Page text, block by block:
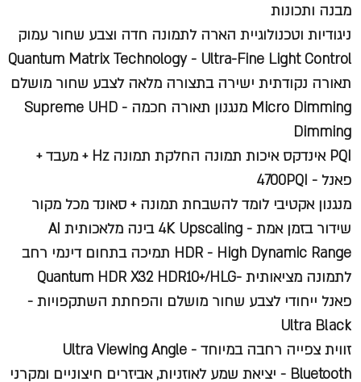
מבנה ותכונות
ניגודיות וטכנולוגיית הארה לתמונה חדה וצבע שחור עמוק
Quantum Matrix Technology - Ultra-Fine Light Control
תאורה נקודתית ישירה בתצורה מלאה לצבע שחור מושלם
Micro Dimming מנגנון תאורה חכמה - Supreme UHD
Dimming
PQI אינדקס איכות תמונה החלקת תמונה Hz + מעבד +
פאנל - 4700PQI
מנגנון אקטיבי לומד להשבחת תמונה + סאונד מכל מקור
שידור בזמן אמת - 4K Upscaling בינה מלאכותית AI
HDR - High Dynamic Range תמיכה בתחום דינמי רחב
לתמונה מציאותית -Quantum HDR X32 HDR10+/HLG
פאנל ייחודי לצבע שחור מושלם והפחתת השתקפויות -
Ultra Black
זווית צפייה רחבה במיוחד - Ultra Viewing Angle
Bluetooth - יציאת שמע לאוזניות, אביזרים חיצוניים ומקרני